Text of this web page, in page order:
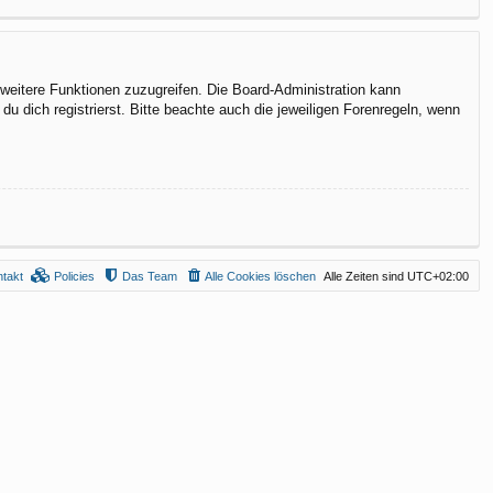
Funktionen zuzugreifen. Die Board-Administration kann
dich registrierst. Bitte beachte auch die jeweiligen Forenregeln, wenn
Alle Zeiten sind UTC+02:00
Alle Cookies löschen
Das Team
Policies